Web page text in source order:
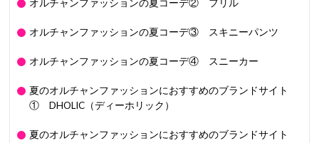
オルチャンファッションの夏コーデ② フリル
オルチャンファッションの夏コーデ③ スキニーパンツ
オルチャンファッションの夏コーデ④ スニーカー
夏のオルチャンファッションにおすすめのブランドサイト
① DHOLIC（ディーホリック）
夏のオルチャンファッションにおすすめのブランドサイト